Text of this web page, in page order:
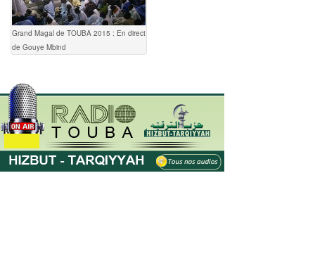
Grand Magal de TOUBA 2015 : En direct
de Gouye Mbind